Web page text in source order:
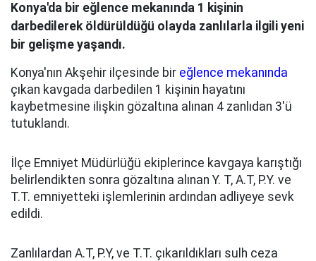
Konya'da bir eğlence mekanında 1 kişinin
darbedilerek öldürüldüğü olayda zanlılarla ilgili yeni
bir gelişme yaşandı.
Konya'nın Akşehir ilçesinde bir eğlence mekanında
çıkan kavgada darbedilen 1 kişinin hayatını
kaybetmesine ilişkin gözaltına alınan 4 zanlıdan 3'ü
tutuklandı.
İlçe Emniyet Müdürlüğü ekiplerince kavgaya karıştığı
belirlendikten sonra gözaltına alınan Y. T, A.T, P.Y. ve
T.T. emniyetteki işlemlerinin ardından adliyeye sevk
edildi.
Zanlılardan A.T, P.Y, ve T.T. çıkarıldıkları sulh ceza